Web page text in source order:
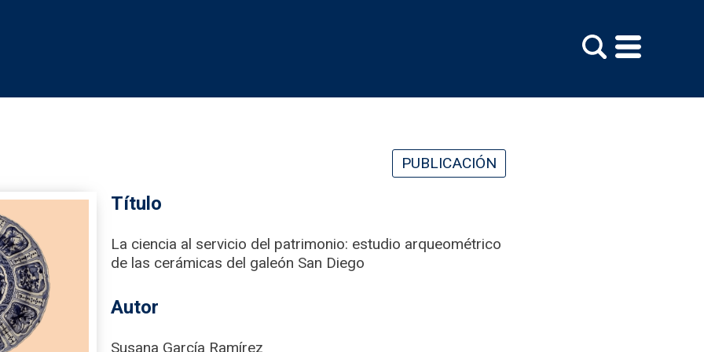
PUBLICACIÓN
Título
La ciencia al servicio del patrimonio: estudio arqueométrico
de las cerámicas del galeón San Diego
Autor
Susana García Ramírez